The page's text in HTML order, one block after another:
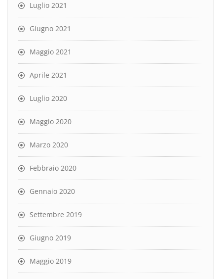
Luglio 2021
Giugno 2021
Maggio 2021
Aprile 2021
Luglio 2020
Maggio 2020
Marzo 2020
Febbraio 2020
Gennaio 2020
Settembre 2019
Giugno 2019
Maggio 2019